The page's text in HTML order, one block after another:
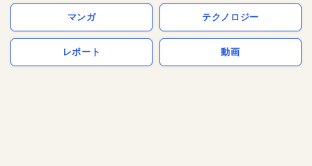
マンガ テクノロジー
レポート 動画